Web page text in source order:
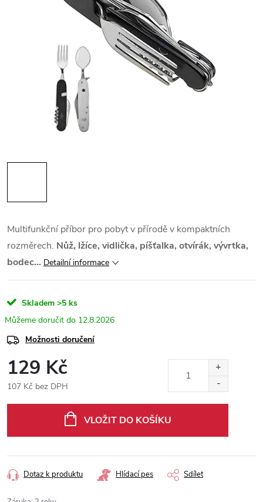
Multifunkční příbor pro pobyt v přírodě v kompaktních
rozměrech. Nůž, lžíce, vidlička, píšťalka, otvírák, vývrtka,
bodec... Detailní informace
Skladem >5 ks
12.8.2026
Možnosti doručení
129 Kč
107 Kč bez DPH
VLOŽIT DO KOŠÍKU
Dotaz k produktu Hlídací pes Sdílet